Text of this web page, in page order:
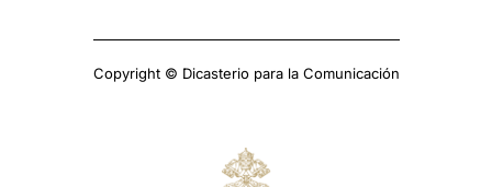
Copyright © Dicasterio para la Comunicación